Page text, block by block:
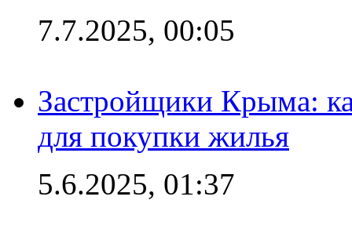
7.7.2025, 00:05
Застройщики Крыма:
для покупки жилья
5.6.2025, 01:37